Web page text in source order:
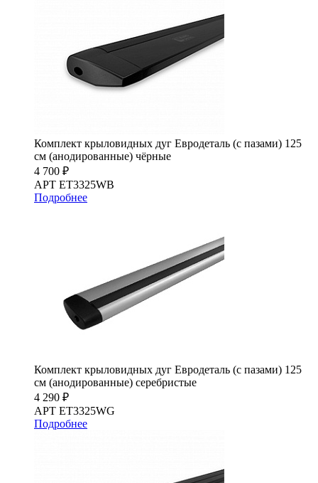
Комплект крыловидных дуг Евродеталь (с пазами) 125
см (анодированные) чёрные
4 700 ₽
АРТ ET3325WB
Подробнее
Комплект крыловидных дуг Евродеталь (с пазами) 125
см (анодированные) серебристые
4 290 ₽
АРТ ET3325WG
Подробнее